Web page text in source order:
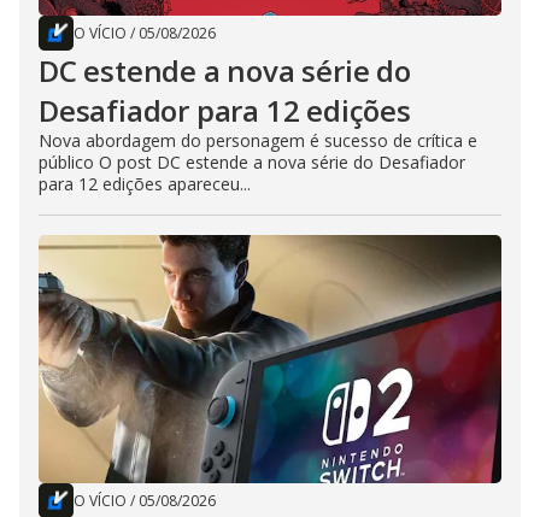
O VÍCIO / 05/08/2026
DC estende a nova série do
Desafiador para 12 edições
Nova abordagem do personagem é sucesso de crítica e
público O post DC estende a nova série do Desafiador
para 12 edições apareceu...
O VÍCIO / 05/08/2026